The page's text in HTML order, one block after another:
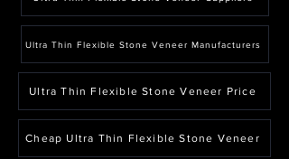
Ultra Thin Flexible Stone Veneer Manufacturers
Ultra Thin Flexible Stone Veneer Price
Cheap Ultra Thin Flexible Stone Veneer